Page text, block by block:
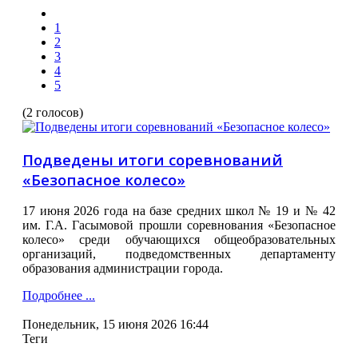
1
2
3
4
5
(2 голосов)
Подведены итоги соревнований
«Безопасное колесо»
17 июня 2026 года на базе средних школ № 19 и № 42
им. Г.А. Гасымовой прошли соревнования «Безопасное
колесо» среди обучающихся общеобразовательных
организаций, подведомственных департаменту
образования администрации города.
Подробнее ...
Понедельник, 15 июня 2026 16:44
Теги